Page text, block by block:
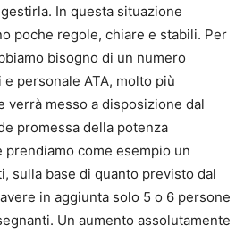
In questa situazione
poche regole, chiare e stabili. Per
bisogno di un numero
personale ATA, molto più
verrà messo a disposizione dal
promessa della potenza
prendiamo come esempio un
sulla base di quanto previsto dal
in aggiunta solo 5 o 6 persone
Un aumento assolutamente